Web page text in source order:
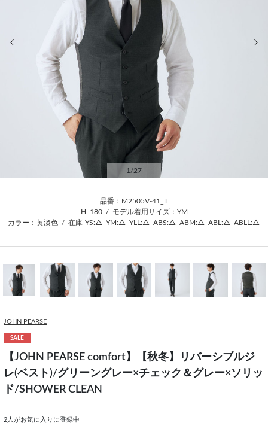
1 /27
品番：M2505V-41_T
H: 180
/
モデル着用サイズ：YM
カラー：黄淡色
/ 在庫 YS:△ YM:△ YLL:△ ABS:△ ABM:△ ABL:△ ABLL:△
JOHN PEARSE
SALE
【JOHN PEARSE comfort】【秋冬】リバーシブルジ
レ(ベスト)/グリーングレー×チェック＆グレー×ソリッ
ド/SHOWER CLEAN
2 人がお気に入りに登録中